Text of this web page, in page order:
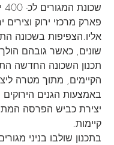
פארק מרכזי ירוק וצירים
אליו.הצפיפות בשכונה
שונים, כאשר גובהם
תכנון השכונה החדשה
הקיימים, מתוך מטרה
באמצעות הגנים הירוקים
יצירת כביש הפרסה
קיימות.
בתכנון שולבו בניני